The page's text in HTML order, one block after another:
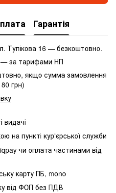
Гарантія
Тупікова 16 — безкоштовно.
— за тарифами НП
якщо сумма замовлення
грн)
видачі
на пункті кур'єрської служби
чи оплата частинами від
карту ПБ, mono
від ФОП без ПДВ